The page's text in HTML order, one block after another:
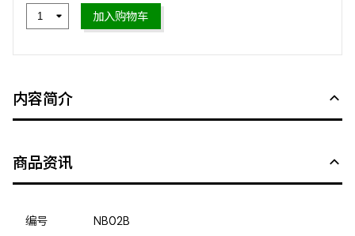
加入购物车
内容简介
商品资讯
编号
NB02B